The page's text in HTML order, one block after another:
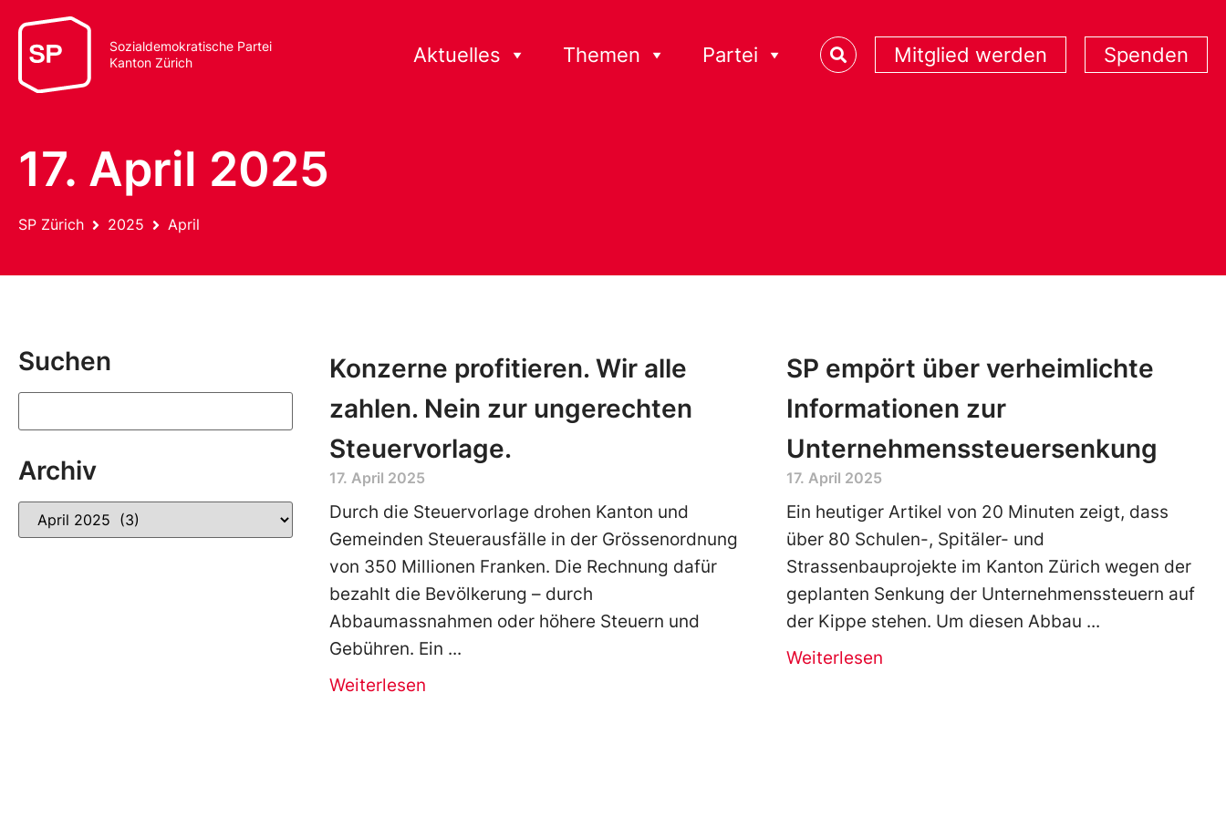
Sozialdemokratische Partei
Kanton Zürich
Aktuelles Themen Partei Mitglied werden Spenden
17. April 2025
SP Zürich 2025 April
Suchen
Archiv
Konzerne profitieren. Wir alle
zahlen. Nein zur ungerechten
Steuervorlage.
17. April 2025
Durch die Steuervorlage drohen Kanton und
Gemeinden Steuerausfälle in der Grössenordnung
von 350 Millionen Franken. Die Rechnung dafür
bezahlt die Bevölkerung – durch
Abbaumassnahmen oder höhere Steuern und
Gebühren. Ein
Weiterlesen
SP empört über verheimlichte
Informationen zur
Unternehmenssteuersenkung
17. April 2025
Ein heutiger Artikel von 20 Minuten zeigt, dass
über 80 Schulen-, Spitäler- und
Strassenbauprojekte im Kanton Zürich wegen der
geplanten Senkung der Unternehmenssteuern auf
der Kippe stehen. Um diesen Abbau
Weiterlesen